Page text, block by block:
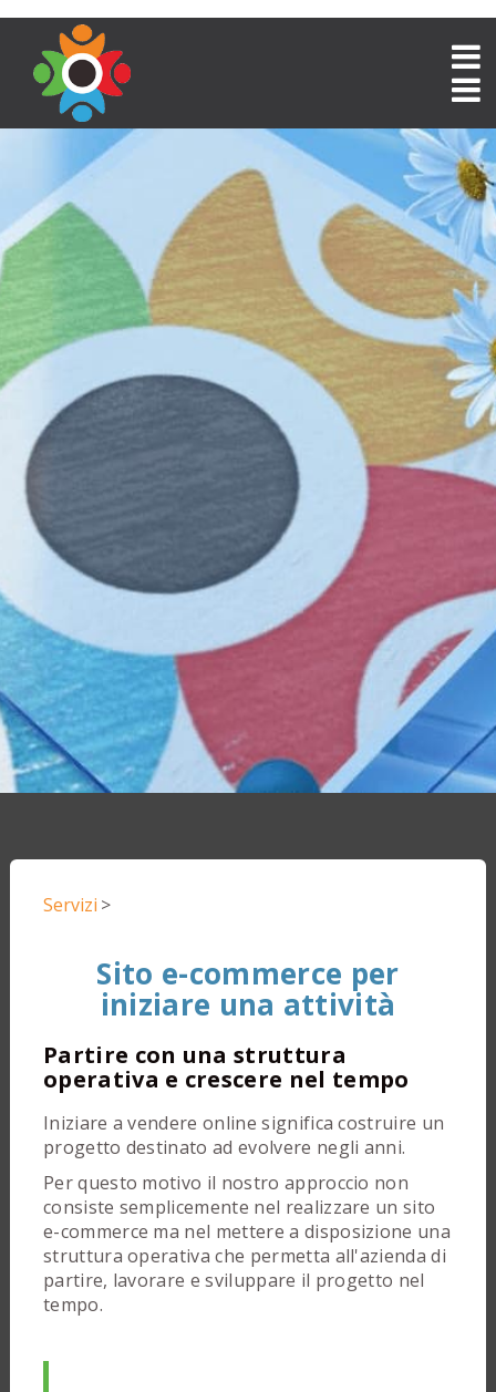
Servizi >
Sito e-commerce per
iniziare una attività
Partire con una struttura
operativa e crescere nel tempo
Iniziare a vendere online significa costruire un
progetto destinato ad evolvere negli anni.
Per questo motivo il nostro approccio non
consiste semplicemente nel realizzare un sito
e-commerce ma nel mettere a disposizione una
struttura operativa che permetta all'azienda di
partire, lavorare e sviluppare il progetto nel
tempo.